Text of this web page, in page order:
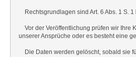
Rechtsgrundlagen sind Art. 6 Abs. 1 S. 1
Vor der Veröffentlichung prüfen wir Ihre
unserer Ansprüche oder es besteht eine
Die Daten werden gelöscht, sobald sie